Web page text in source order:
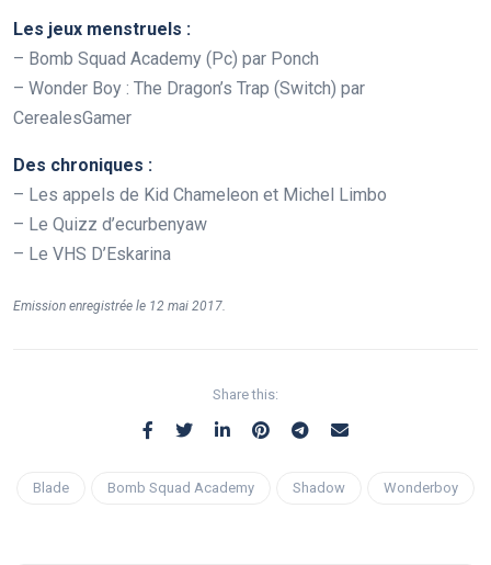
Les jeux menstruels :
– Bomb Squad Academy (Pc) par Ponch
– Wonder Boy : The Dragon’s Trap (Switch) par
CerealesGamer
Des chroniques :
– Les appels de Kid Chameleon et Michel Limbo
– Le Quizz d’ecurbenyaw
– Le VHS D’Eskarina
Emission enregistrée le 12 mai 2017.
Share this:
Blade Bomb Squad Academy Shadow Wonderboy